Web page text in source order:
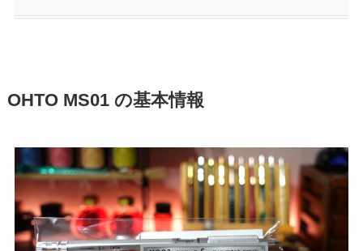
OHTO MS01 の基本情報